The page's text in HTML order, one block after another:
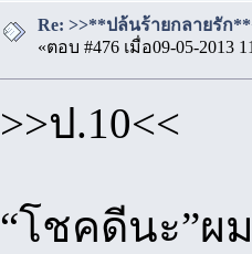
Re: >>**ปล้นร้ายกลายรัก
«ตอบ #476 เมื่อ09-05-2013
>>ป.10<<
“โชคดีนะ”ผ